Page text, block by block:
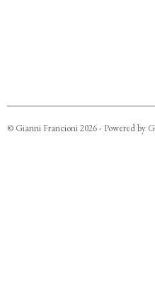
© Gianni Francioni2026- Powered by